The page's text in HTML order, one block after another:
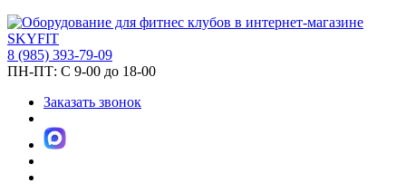
8 (985) 393-79-09
ПН-ПТ: С 9-00 до 18-00
Заказать звонок